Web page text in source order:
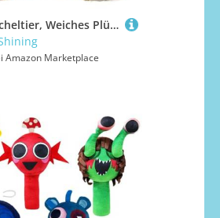
Katze Kuscheltier, Weiches Plüschtier Kuscheliges Stofftier Kätzchen Plüsch Spielzeug Cartoon Kissen Zum Umarmen Entspannen Für Kinder(Tricolor)
Amazon Marketplace